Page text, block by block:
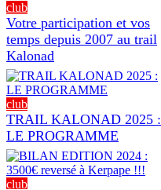
club
Votre participation et vos
temps depuis 2007 au trail
Kalonad
club
TRAIL KALONAD 2025 :
LE PROGRAMME
club